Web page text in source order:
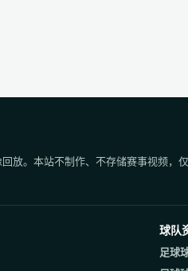
放。本站不制作、不存储赛事视频，
球队
足球